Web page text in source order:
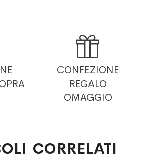

CONFEZIONE
REGALO
OMAGGIO
CORRELATI